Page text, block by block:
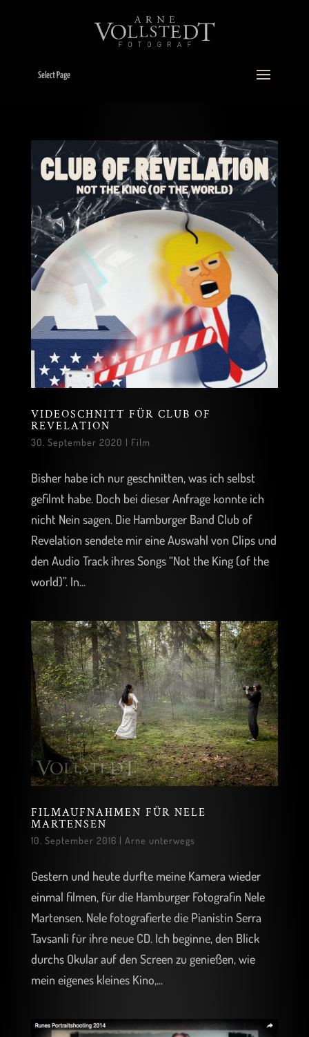
Select Page
VIDEOSCHNITT FÜR CLUB OF
REVELATION
30. September 2020 | Film
Bisher habe ich nur geschnitten, was ich selbst
gefilmt habe. Doch bei dieser Anfrage konnte ich
nicht Nein sagen. Die Hamburger Band Club of
Revelation sendete mir eine Auswahl von Clips und
den Audio Track ihres Songs “Not the King (of the
world)”. In...
FILMAUFNAHMEN FÜR NELE
MARTENSEN
10. September 2016 | Arne unterwegs
Gestern und heute durfte meine Kamera wieder
einmal filmen, für die Hamburger Fotografin Nele
Martensen. Nele fotografierte die Pianistin Serra
Tavsanli für ihre neue CD. Ich beginne, den Blick
durchs Okular auf den Screen zu genießen, wie
mein eigenes kleines Kino,...